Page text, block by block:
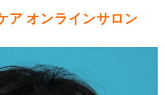
オンラインサロン